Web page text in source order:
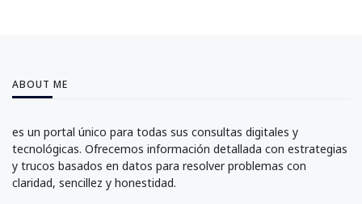
ABOUT ME
es un portal único para todas sus consultas digitales y
tecnológicas. Ofrecemos información detallada con estrategias
y trucos basados en datos para resolver problemas con
claridad, sencillez y honestidad.